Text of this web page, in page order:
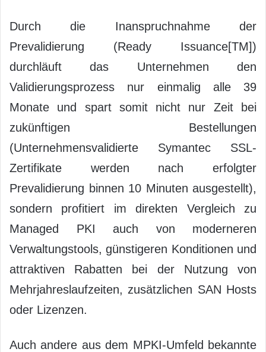
Durch die Inanspruchnahme der
Prevalidierung (Ready Issuance[TM])
durchläuft das Unternehmen den
Validierungsprozess nur einmalig alle 39
Monate und spart somit nicht nur Zeit bei
zukünftigen Bestellungen
(Unternehmensvalidierte Symantec SSL-
Zertifikate werden nach erfolgter
Prevalidierung binnen 10 Minuten ausgestellt),
sondern profitiert im direkten Vergleich zu
Managed PKI auch von moderneren
Verwaltungstools, günstigeren Konditionen und
attraktiven Rabatten bei der Nutzung von
Mehrjahreslaufzeiten, zusätzlichen SAN Hosts
oder Lizenzen.
Auch andere aus dem MPKI-Umfeld bekannte